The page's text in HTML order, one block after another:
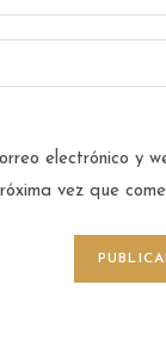
electrónico y
vez que